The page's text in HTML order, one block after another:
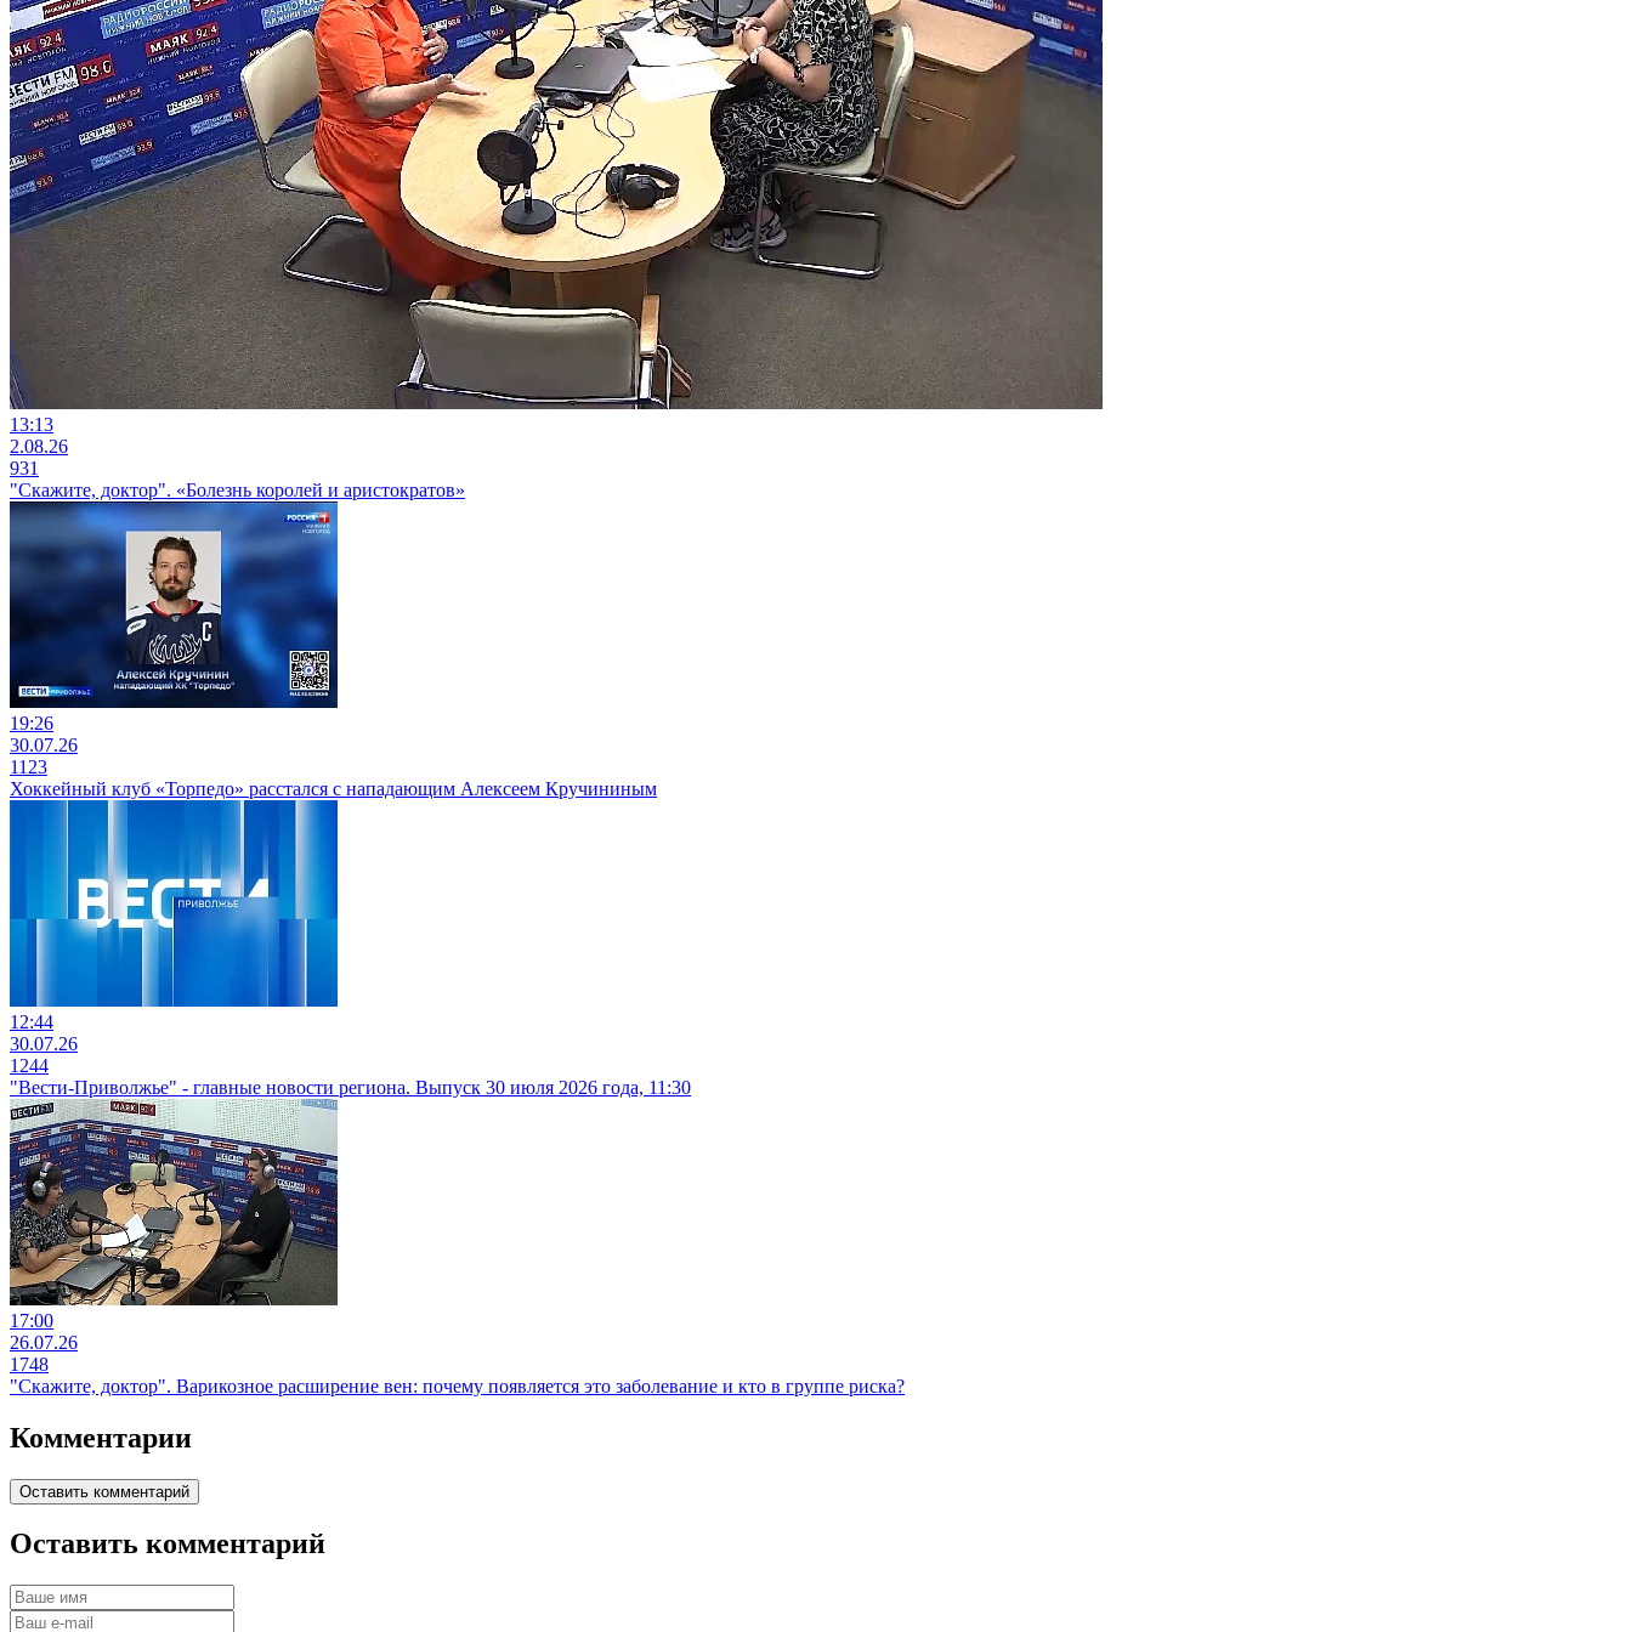
13:13
2.08.26
931
"Скажите, доктор". «Болезнь королей и аристократов»
19:26
30.07.26
1123
Хоккейный клуб «Торпедо» расстался с нападающим Алексеем Кручининым
12:44
30.07.26
1244
"Вести-Приволжье" - главные новости региона. Выпуск 30 июля 2026 года, 11:30
17:00
26.07.26
1748
"Скажите, доктор". Варикозное расширение вен: почему появляется это заболевание и кто в группе риска?
Комментарии
Оставить комментарий
Оставить комментарий